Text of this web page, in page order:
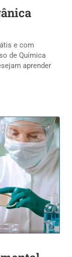
e com
de Química
aprender